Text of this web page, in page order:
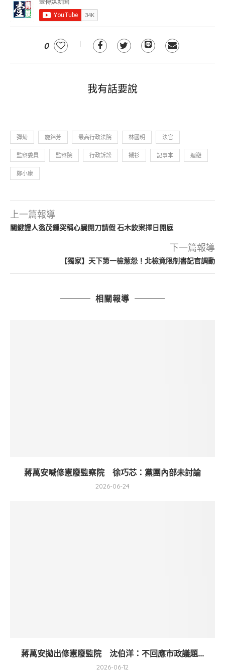
0
我有話要說
彈劾 施錦芳 最高行政法院 林國明 法官
監察委員 監察院 行政訴訟 襯衫 記事本 迴避
鄭小康
上一篇報導
關鍵證人翁茂鍾突稱心臟開刀請假 石木欽案擇日開庭
下一篇報導
【獨家】天下第一檢惹怨！北檢竟限制書記官調動
相關報導
蔣萬安喊修憲廢監察院 徐巧芯：黨團內部未討論
2026-06-24
蔣萬安拋出修憲廢監院 沈伯洋：不回應市政議題...
2026-06-12